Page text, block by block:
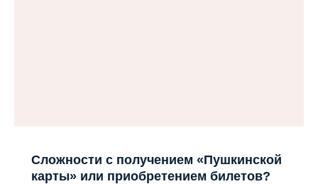
Сложности с получением «Пушкинской
карты» или приобретением билетов?